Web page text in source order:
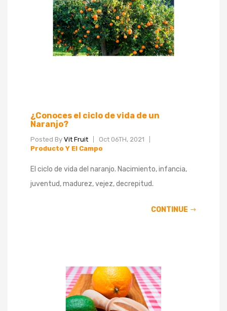
¿Conoces el ciclo de vida de un
Naranjo?
Posted By Vit Fruit
Oct 06TH, 2021
Producto Y El Campo
El ciclo de vida del naranjo. Nacimiento, infancia,
juventud, madurez, vejez, decrepitud.
CONTINUE